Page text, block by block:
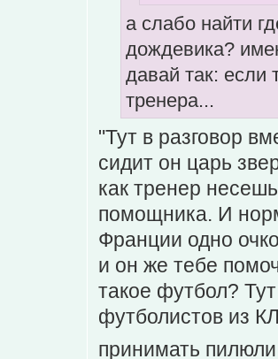
а слабо найти
дождевика?
давай так: если
тренера...
"Тут в разговор
сидит он царь
как тренер
помощника. И
Франции одно
и он же тебе
такое футбол? Тут
футболистов из
принимать